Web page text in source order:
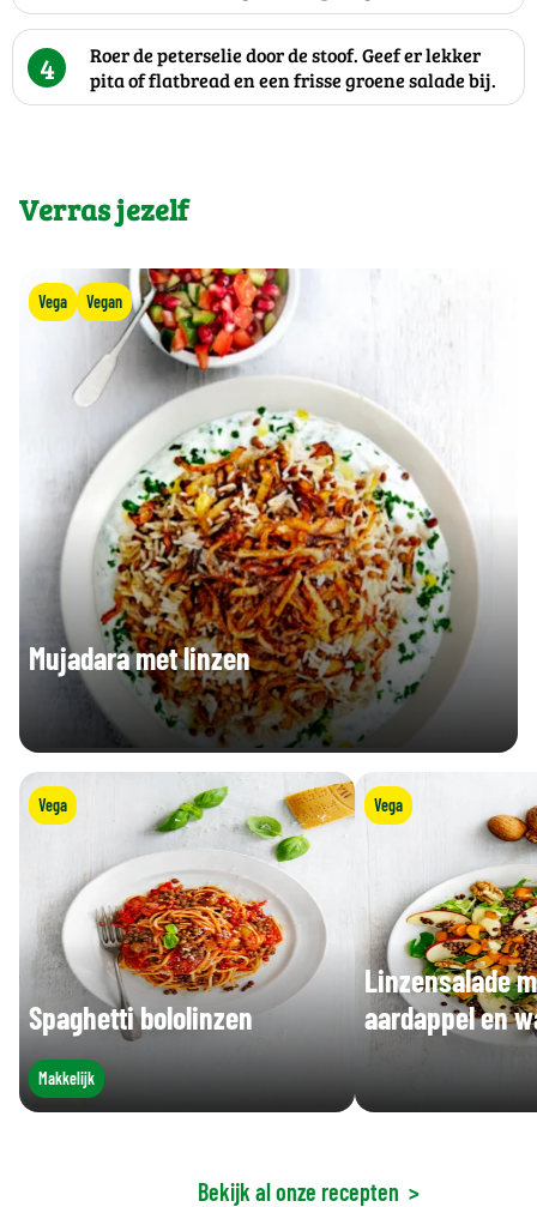
4
Roer de peterselie door de stoof. Geef er lekker
pita of flatbread en een frisse groene salade bij.
Verras jezelf
Vega Vegan
Mujadara met linzen
Vega
Spaghetti bololinzen
Makkelijk
Vega
Linzensalade
aardappel en
Bekijk al onze recepten >